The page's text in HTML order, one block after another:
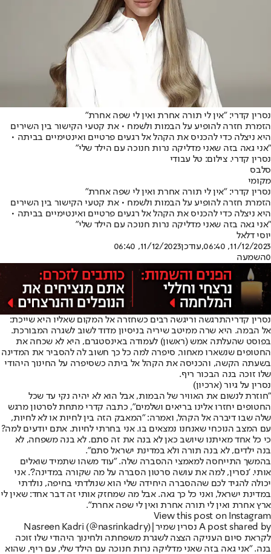
נסרין קדרי: "אין לי תורה אחרת ואין לי שפה אחרת"
הזמרת חזרה להופיע על הבמות ולשמח • את קטעי הקישור בין השירים
היא ניצלה כדי להכניס את הקהל אל רגעים פרטיים ואינטימיים בביתה •
"אני גאה בזה שאני מדליקה נרות חנוכה עם הילד שלי"
נסרין קדרי. צילום: טל עבודי
סלבס
מקומי
נסרין קדרי: "אין לי תורה אחרת ואין לי שפה אחרת"
הזמרת חזרה להופיע על הבמות ולשמח • את קטעי הקישור בין השירים
היא ניצלה כדי להכניס את הקהל אל רגעים פרטיים ואינטימיים בביתה •
"אני גאה בזה שאני מדליקה נרות חנוכה עם הילד שלי"
יוסי דלאל
11/12/2023, 06:40
,עודכן11/12/2023, 06:40
0השמעה
נסרין קדריהתרגשה וריגשה רבים כשחזרה אל המקום שאליו היא שייכת:
אל הבמה. היא שרה ממיטב שיריה בניסיון מדוד לשוב לשגרה המבורכת.
בפוסט שהעלתה אמש (ראשון) לעמודה באינסטגרם, היא לא שכחה את
החטופים שנשארו מאחור, סיפרה למה כל כך חשוב לה להסביר את המדינה
בשעתה הקשה, והכניסה את הקהל אל ביתה כשסיפרה על החינוך היהודי
שלו זוכה בנה הבכור ריף.
נסרין על גיור (ארכיון)
"חוזרת לנשום את האוויר של הבמות, אבל הוא לא יהיה נקי עד שכל
החטופים יחזרו אלינו בריאים ושלמים", כתבה קדרי מתחת לסרטון מרגש
שלה שבו דיברה אל הקהל, ואמרה: "המאבק הזה בין לחיות או לא לחיות,
עם המצב הנוכחי שאנחנו נמצאים בו. אני בחרתי לחיות. אתם יודעים למה?
כי כל אחד מאיתנו שיושב כאן לא בנה את זה סתם. לא בנה משפחה, לא
בנה ילדים, לא בנה תורה ולא במדינת ישראל סתם".
בהמשך התייחסה למאמצי ההסברה שלה. "עוד משהו שתמיד שואלים
אותי. 'נסרין, למה את עושה סרטון הסברה על מה שקורה במדינה?'. אני
יכולה להגיד לכם שההסברה היחידה שלי הוא שנולדתי בחיפה, נולדתי
במדינת ישראל, ואני כל כך גאה. אבל מה שמחזק אותי זה דבר אחד: שאין לי
ארץ אחרת ואין לי תורה אחרת ואין לי שפה אחרת".
View this post on Instagram
A post shared by נסרין שמיר|Nasreen Kadri (@nasrinkadry)
לקראת סיום העניקה הצצה לשגרת משפחתה ולחינוך היהודי שלו זוכה
בנה. "אני גאה בזה שאני מדליקה נרות חנוכה עם הילד שלי, עם ריף, שהוא